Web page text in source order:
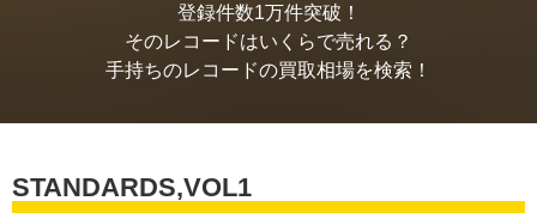
登録件数1万件突破！
そのレコードはいくらで売れる？
手持ちのレコードの買取相場を検索！
STANDARDS,VOL1